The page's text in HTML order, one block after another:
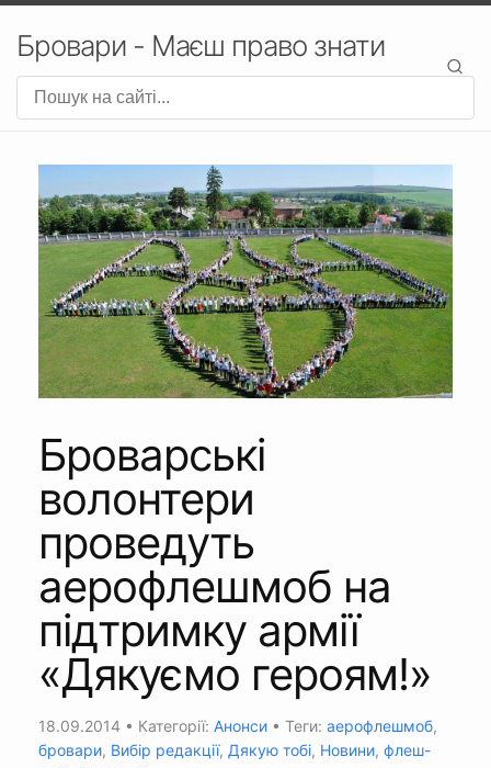
Бровари - Маєш право знати
Броварські
волонтери
проведуть
аерофлешмоб на
підтримку армії
«Дякуємо героям!»
18.09.2014 • Категорії: Анонси • Теги: аерофлешмоб,
бровари, Вибір редакції, Дякую тобі, Новини, флеш-